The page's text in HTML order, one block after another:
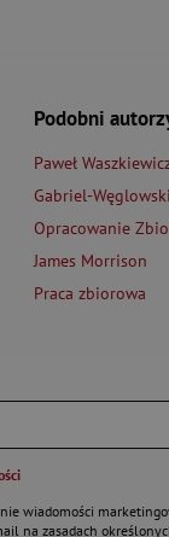
Podobni
Paweł
Gabriel-
Opracowanie
James Morrison
Praca zbiorowa
wiadomości
na zasadach